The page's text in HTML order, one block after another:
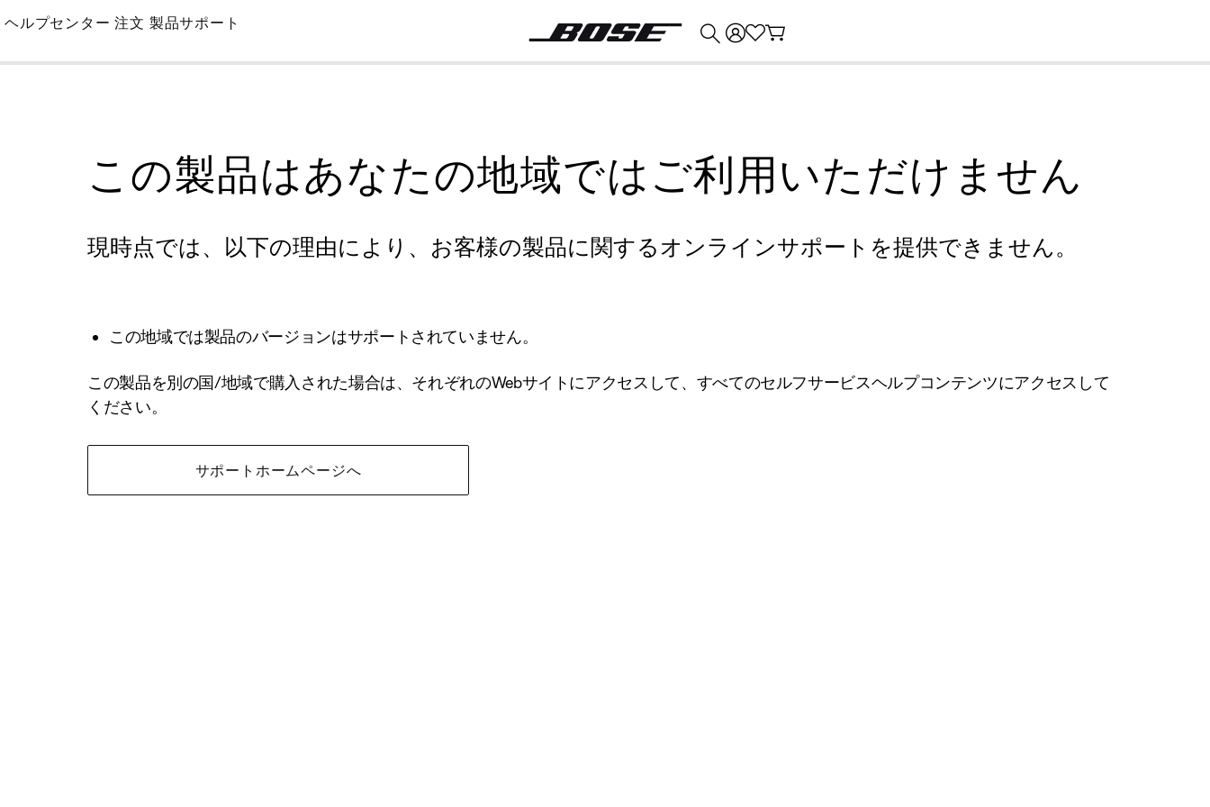
Skip
Main
ヘルプセンター 注文 製品サポート
この製品はあなたの地域ではご利用いただけません
現時点では、以下の理由により、お客様の製品に関するオンラインサポートを提供できません。
この地域では製品のバージョンはサポートされていません。
この製品を別の国/地域で購入された場合は、それぞれのWebサイトにアクセスして、すべてのセルフサービスヘルプコンテンツにアクセスして
ください。
サポートホームページへ